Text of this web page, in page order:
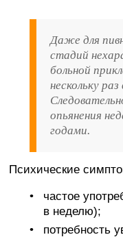
Даже для
стадий
больной
нескольку
опьянения
годами.
Психические
частое
в неделю);
потребность